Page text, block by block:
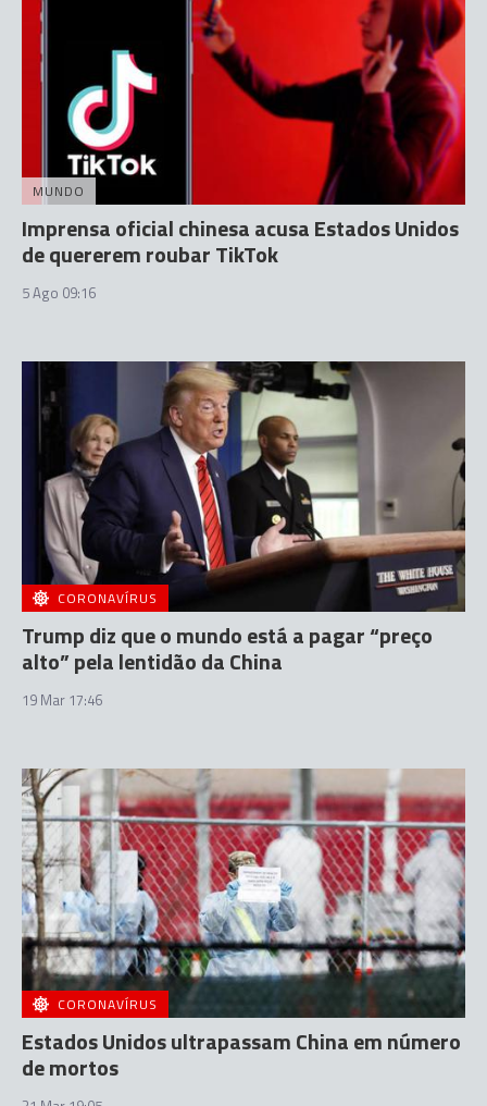
MUNDO
Imprensa oficial chinesa acusa Estados Unidos
de quererem roubar TikTok
5 Ago 09:16
CORONAVÍRUS
Trump diz que o mundo está a pagar “preço
alto” pela lentidão da China
19 Mar 17:46
CORONAVÍRUS
Estados Unidos ultrapassam China em número
de mortos